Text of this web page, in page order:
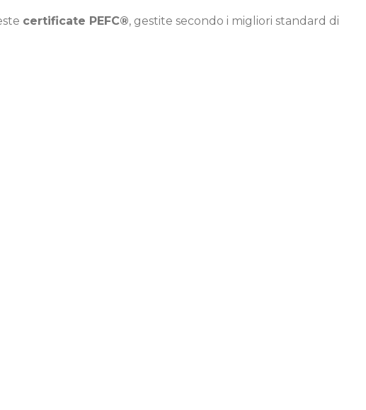
certificate PEFC®, gestite secondo i migliori standard di